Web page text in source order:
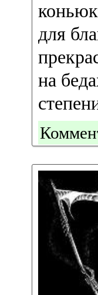
для
на